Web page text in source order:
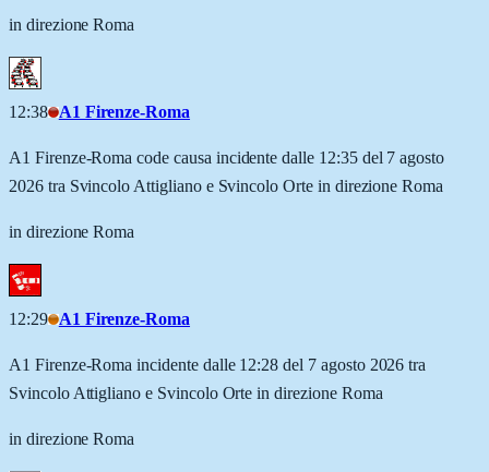
in direzione Roma
12:38 A1 Firenze-Roma
A1 Firenze-Roma code causa incidente dalle 12:35 del 7 agosto
2026 tra Svincolo Attigliano e Svincolo Orte in direzione Roma
in direzione Roma
12:29 A1 Firenze-Roma
A1 Firenze-Roma incidente dalle 12:28 del 7 agosto 2026 tra
Svincolo Attigliano e Svincolo Orte in direzione Roma
in direzione Roma